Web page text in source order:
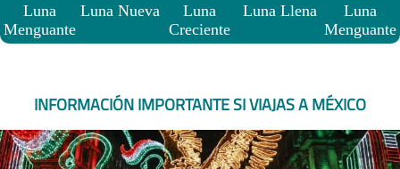
Luna
Menguante
Luna Nueva
Luna
Creciente
Luna Llena
Luna
Menguante
INFORMACIÓN IMPORTANTE SI VIAJAS A MÉXICO